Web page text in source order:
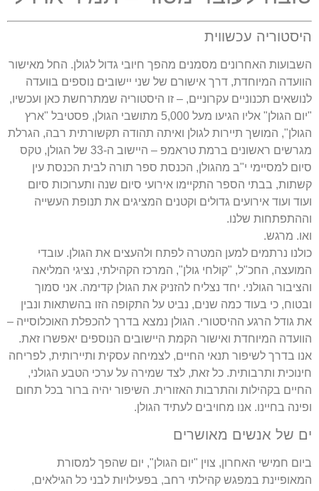
היסטוריה עכשווית
השבועות האחרונים מסמנים מהפך חיובי גדול לגולן. החל מאישור
הוועדה המיוחדת, דרך אישורם של שני יישובים נוספים בוועדה
לנושאים תכנוניים עקרוניים, – זו היסטוריה שמתרחשת כאן ועכשיו,
"יום הגולן" אליו הגיעו מעל 5,000 מתושבי הגולן, פסטיבל "ארץ
הגולן", המושך תיירות לגולן ואיתה תהודה תקשורתית רבה, הגרלת
מגרשים ראשונים ברמת טראמפ – היישוב ה-33 של הגולן, טקס
סיום למסיימי י"ב מהגולן, הכנסת ספר תורה לבית הכנסת עין
קשתות, בבתי הספר התקיימו אירועי סיום שנה ותערוכות סיום
ועוד ועוד אירועים גדולים וקטנים המציגים את תנופת העשייה
וההתפתחות שלנו.
ואו. מרגש.
כולנו נרתמים למען המטרה לפתח ולהעצים את הגולן. עובדי
המועצה, החכ"ל, "קולחי גולן", המרכז הקהילתי, נציגי המליאה
והציבור הגולני. יחד נצליח להזניק את הגולן קדימה. אני סמוך
ובטוח, כי בעוד כמה שנים, נביט על התקופה הזו בהשתאות ונבין
את גודל הרגע ההיסטורי. הגולן נמצא בדרך להכפלת האוכלוסייה –
הוועדה המיוחדת ואישור הקמת היישובים הנוספים יאפשרו זאת.
אנו בדרך לשיפור תנאי החיים, לצמיחה עסקית ותיירותית, לפריחה
חינוכית ותרבותית. כל זאת, לצד שמירה על ערכי הטבע הגולני,
החיים בקהילות והתרבות האזורית. השיפור יהיה ברור בכל תחום
ופינה בחיינו. אנו מחויבים לעתיד הגולן.
ים של אנשים מאושרים
ביום חמישי האחרון, צוין "יום הגולן", יום שהפך למסורת
המאופיינת במפגש קהילתי רחב, בפעילויות לבני כל הגילאים,